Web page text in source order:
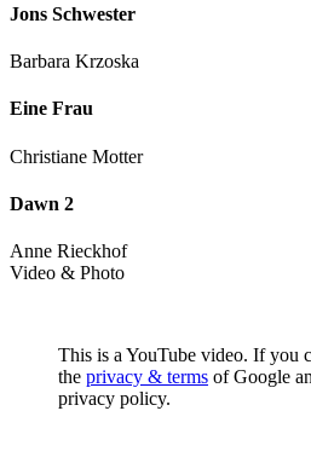
Jons Schwester
Barbara Krzoska
Eine Frau
Christiane Motter
Dawn 2
Anne Rieckhof
Video & Photo
This is a YouTube video. If you
the privacy & terms of Google
privacy policy.